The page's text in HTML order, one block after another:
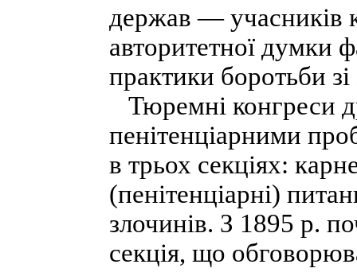
держав — учасників
авторитетної думки
практики боротьби
Тюремні конгреси
пенітенціарними
в трьох секціях:
(пенітенціарні)
злочинів. З 1895 р.
секція, що